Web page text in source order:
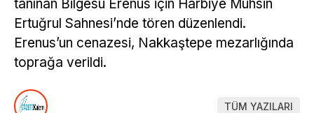
tanınan Bilgesu Erenus için Harbiye Muhsin
Ertuğrul Sahnesi’nde tören düzenlendi.
Erenus’un cenazesi, Nakkaştepe mezarlığında
toprağa verildi.
TÜM YAZILARI